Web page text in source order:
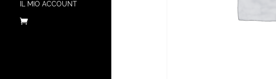
IL MIO ACCOUNT